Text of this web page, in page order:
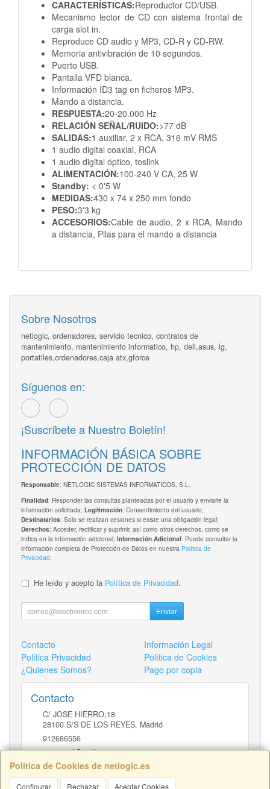
CARACTERÍSTICAS:Reproductor CD/USB.
Mecanismo lector de CD con sistema frontal de
carga slot in.
Reproduce CD audio y MP3, CD-R y CD-RW.
Memoria antivibración de 10 segundos.
Puerto USB.
Pantalla VFD blanca.
Información ID3 tag en ficheros MP3.
Mando a distancia.
RESPUESTA:20-20.000 Hz
RELACIÓN SEÑAL/RUIDO:>77 dB
SALIDAS:1 auxiliar, 2 x RCA, 316 mV RMS
1 audio digital coaxial, RCA
1 audio digital óptico, toslink
ALIMENTACIÓN:100-240 V CA, 25 W
Standby: < 0'5 W
MEDIDAS:430 x 74 x 250 mm fondo
PESO:3'3 kg
ACCESORIOS:Cable de audio, 2 x RCA, Mando
a distancia, Pilas para el mando a distancia
Política de Cookies de netlogic.es
Configurar Rechazar Aceptar Cookies
Sobre Nosotros
netlogic, ordenadores, servicio tecnico, contratos de
mantenimiento, mantenimiento informatico, hp, dell,asus, lg,
portatiles,ordenadores,caja atx,gforce
Síguenos en:
¡Suscríbete a Nuestro Boletín!
INFORMACIÓN BÁSICA SOBRE
PROTECCIÓN DE DATOS
Responsable: NETLOGIC SISTEMAS INFORMATICOS, S.L.
Finalidad: Responder las consultas planteadas por el usuario y enviarle la
información solicitada; Legitimación: Consentimiento del usuario;
Destinatarios: Solo se realizan cesiones si existe una obligación legal;
Derechos: Acceder, rectificar y suprimir, así como otros derechos, como se
indica en la información adicional; Información Adicional: Puede consultar la
información completa de Protección de Datos en nuestra Política de
Privacidad
He leído y acepto la Política de Privacidad.
Enviar
Contacto
Información Legal
Política Privacidad
Política de Cookies
¿Quienes Somos?
Pago por copia
Contacto
C/ JOSE HIERRO,18
28100 S/S DE LOS REYES, Madrid
912686556
comercial@netlogic.es